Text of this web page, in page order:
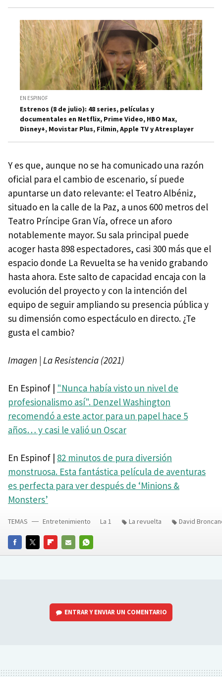
EN ESPINOF
Estrenos (8 de julio): 48 series, películas y
documentales en Netflix, Prime Video, HBO Max,
Disney+, Movistar Plus, Filmin, Apple TV y Atresplayer
Y es que, aunque no se ha comunicado una razón
oficial para el cambio de escenario, sí puede
apuntarse un dato relevante: el Teatro Albéniz,
situado en la calle de la Paz, a unos 600 metros del
Teatro Príncipe Gran Vía, ofrece un aforo
notablemente mayor. Su sala principal puede
acoger hasta 898 espectadores, casi 300 más que el
espacio donde La Revuelta se ha venido grabando
hasta ahora. Este salto de capacidad encaja con la
evolución del proyecto y con la intención del
equipo de seguir ampliando su presencia pública y
su dimensión como espectáculo en directo. ¿Te
gusta el cambio?
Imagen | La Resistencia (2021)
En Espinof | "Nunca había visto un nivel de
profesionalismo así". Denzel Washington
recomendó a este actor para un papel hace 5
años… y casi le valió un Oscar
En Espinof | 82 minutos de pura diversión
monstruosa. Esta fantástica película de aventuras
es perfecta para ver después de ‘Minions &
Monsters’
FACEBOOKTWITTERFLIPBOARD
E-
WHATSAPP
TEMAS Entretenimiento La 1 La revuelta David
ENTRAR Y ENVIAR UN COMENTARIO